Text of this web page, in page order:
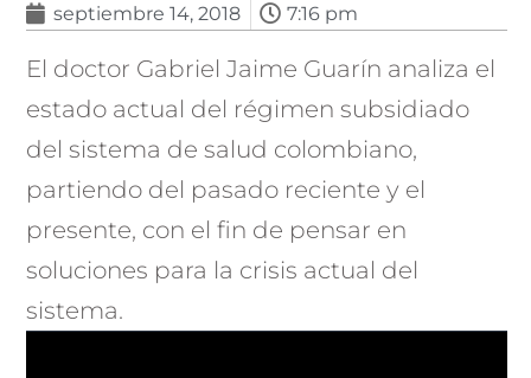
septiembre 14, 2018 7:16 pm
El doctor Gabriel Jaime Guarín analiza el
estado actual del régimen subsidiado
del sistema de salud colombiano,
partiendo del pasado reciente y el
presente, con el fin de pensar en
soluciones para la crisis actual del
sistema.